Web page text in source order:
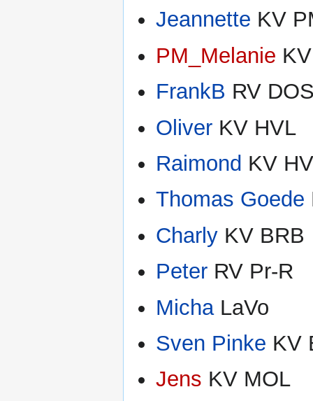
Jeannette KV
PM_Melanie
FrankB RV
Oliver KV HVL
Raimond KV
Thomas Goede
Charly KV BRB
Peter RV Pr-R
MichaLaVo
Sven Pinke KV
Jens KV MOL